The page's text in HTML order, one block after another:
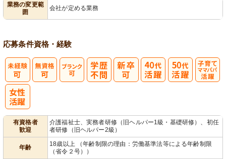
業務の変更範
囲
会社が定める業務
応募条件資格・経験
有資格者
歓迎
介護福祉士、実務者研修（旧ヘルパー1級・基礎研修）、初任
者研修（旧ヘルパー2級）
年齢
18歳以上 （年齢制限の理由：労働基準法等による年齢制限
（省令２号））